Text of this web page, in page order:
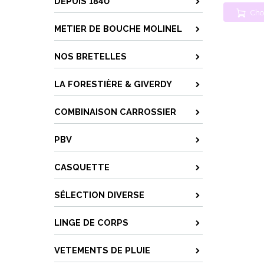
METIER DE BOUCHE MOLINEL
NOS BRETELLES
LA FORESTIÈRE & GIVERDY
COMBINAISON CARROSSIER
PBV
CASQUETTE
SÉLECTION DIVERSE
LINGE DE CORPS
VETEMENTS DE PLUIE